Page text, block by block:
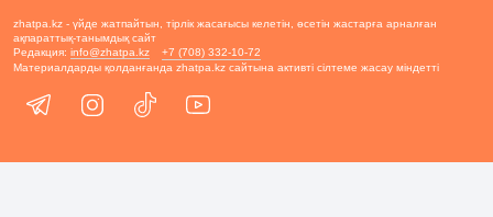
zhatpa.kz - үйде жатпайтын, тірлік жасағысы келетін, өсетін жастарға арналған
ақпараттық-танымдық сайт
Редакция: info@zhatpa.kz
+7 (708) 332-10-72
Материалдарды қолданғанда zhatpa.kz сайтына активті сілтеме жасау міндетті